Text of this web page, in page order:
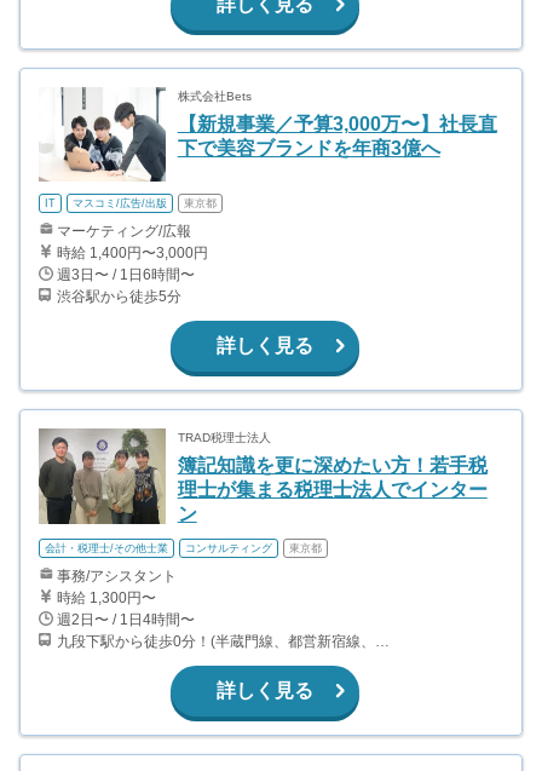
株式会社Bets
【新規事業／予算3,000万〜】社長直
下で美容ブランドを年商3億へ
IT マスコミ/広告/出版 東京都
マーケティング/広報
時給 1,400円〜3,000円
週3日〜 / 1日6時間〜
渋谷駅から徒歩5分
詳しく見る
TRAD税理士法人
簿記知識を更に深めたい方！若手税
理士が集まる税理士法人でインター
ン
会計・税理士/その他士業 コンサルティング 東京都
事務/アシスタント
時給 1,300円〜
週2日〜 / 1日4時間〜
九段下駅から徒歩0分！(半蔵門線、都営新宿線、東西線) 神保町駅から徒歩9分(半蔵門線、都営三田線、都営新宿線) 竹橋駅から徒歩11分(東西線)
詳しく見る